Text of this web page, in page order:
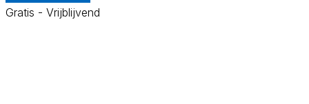
Gratis - Vrijblijvend